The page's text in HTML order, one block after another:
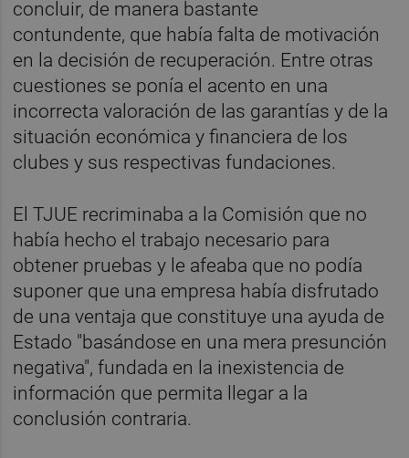
concluir, de manera bastante
contundente, que había falta de motivación
en la decisión de recuperación. Entre otras
cuestiones se ponía el acento en una
incorrecta valoración de las garantías y de la
situación económica y financiera de los
clubes y sus respectivas fundaciones.
El TJUE recriminaba a la Comisión que no
había hecho el trabajo necesario para
obtener pruebas y le afeaba que no podía
suponer que una empresa había disfrutado
de una ventaja que constituye una ayuda de
Estado "basándose en una mera presunción
negativa", fundada en la inexistencia de
información que permita llegar a la
conclusión contraria.